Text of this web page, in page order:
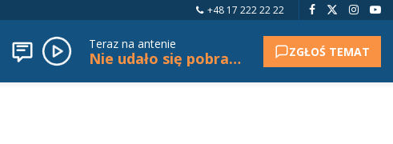
+48 17 222 22 22
Teraz na antenie
Nie udało się pobrać tytułu. ZGŁOŚ TEMAT